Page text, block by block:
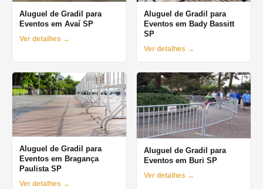
Aluguel de Gradil para
Eventos em Avaí SP
Ver detalhes →
Aluguel de Gradil para
Eventos em Bady Bassitt
SP
Ver detalhes →
Aluguel de Gradil para
Eventos em Bragança
Paulista SP
Ver detalhes →
Aluguel de Gradil para
Eventos em Buri SP
Ver detalhes →